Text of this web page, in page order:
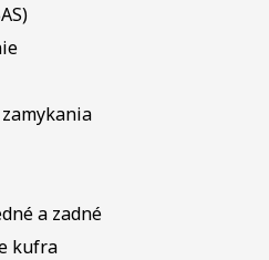
a zadné
kufra